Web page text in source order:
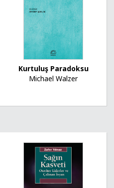
Kurtuluş Paradoksu
Michael Walzer